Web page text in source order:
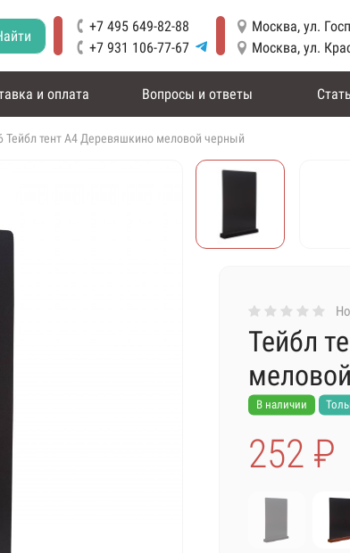
+7 495 649-82-88
+7 931 106-77-67
Москва, ул.
Москва, ул.
и оплата Вопросы и ответы
Тейбл тент А4 Деревяшкино меловой черный
Тейбл
В наличии
252 ₽